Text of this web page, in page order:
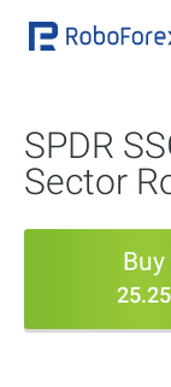
SPDR
Sector
Buy
25.25